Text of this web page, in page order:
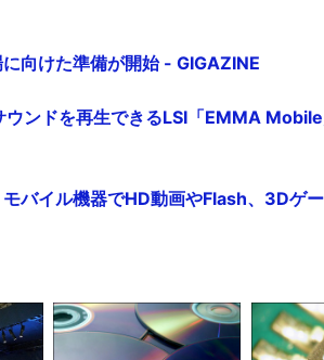
向けた準備が開始 - GIGAZINE
ンドを再生できるLSI「EMMA
バイル機器でHD動画やFlash、3Dゲ